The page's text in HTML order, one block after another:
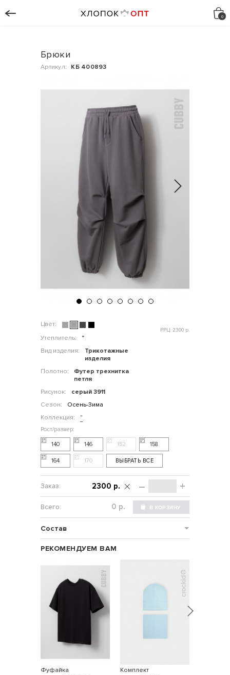
Брюки
Артикул: КБ 400893
Цвет:
Утеплитель:
"
Вид изделия:
Трикотажные
изделия
Полотно:
Футер трехнитка
петля
Рисунок:
серый 3911
Сезон:
Осень-Зима
Коллекция:
"
РРЦ: 2300 р.
140 146 152 158
164 170 ВЫБРАТЬ ВСЕ
– +
2300 р.
р.
Состав
РЕКОМЕНДУЕМ ВАМ
Фуфайка Комплект